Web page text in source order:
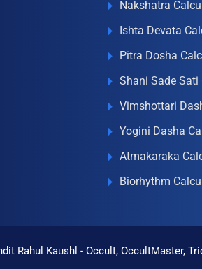
Nakshatra
Ishta Devata
Pitra Dosha
Shani Sade
Vimshottari
Yogini Dasha
Atmakaraka
Biorhythm
Rahul Kaushl - Occult, OccultMaster,